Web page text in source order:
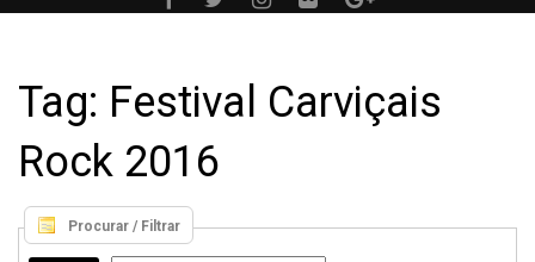
Tag: Festival Carviçais
Rock 2016
Procurar / Filtrar